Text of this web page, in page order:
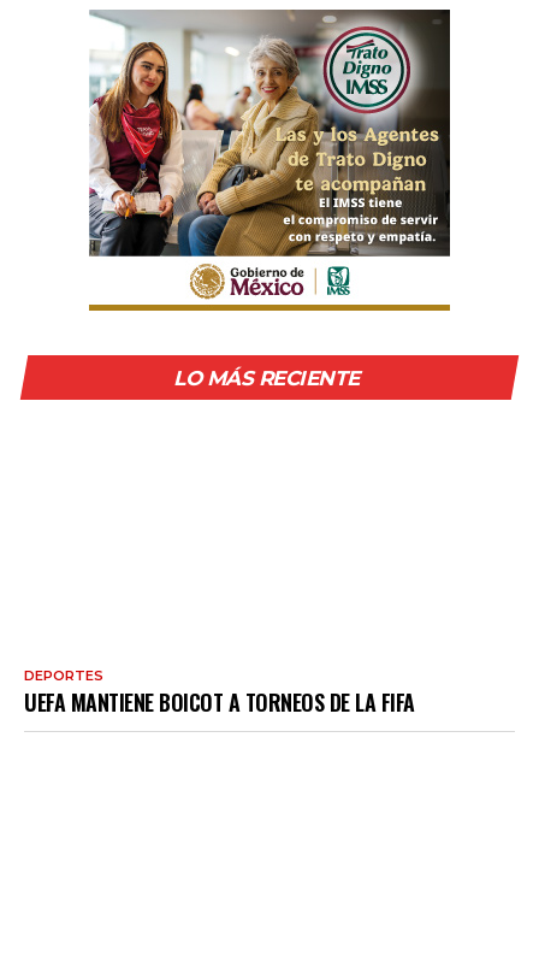
LO MÁS RECIENTE
DEPORTES
UEFA MANTIENE BOICOT A TORNEOS DE LA FIFA